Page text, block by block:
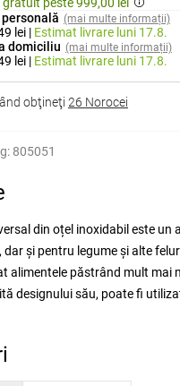
(mai multe informații)
lei | Estimat livrare luni 17.8.
domiciliu (mai multe informații)
lei | Estimat livrare luni 17.8.
obţineţi 26 Norocei
805051
din oțel inoxidabil este un
și pentru legume și alte
alimentele păstrând mult mai
designului său, poate fi